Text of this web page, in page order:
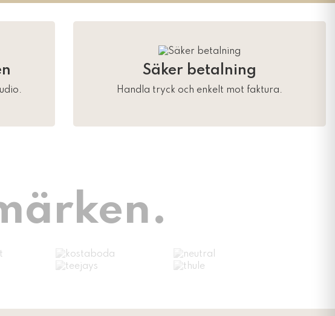
Säker betalning
Handla tryck och enkelt mot faktura.